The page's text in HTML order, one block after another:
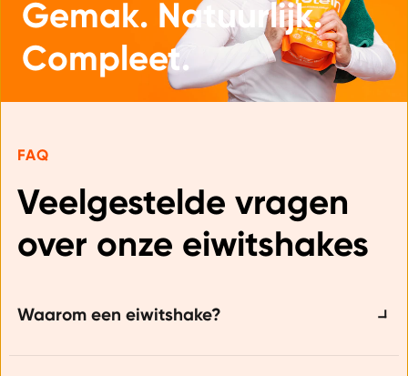
Gemak. Natuurlijk.
Compleet.
FAQ
Veelgestelde vragen
over onze eiwitshakes
Waarom een eiwitshake?